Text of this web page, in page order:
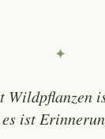
✦
Wildpflanzen
es ist